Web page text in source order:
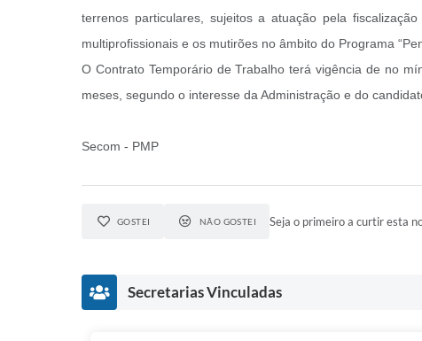
terrenos particulares, sujeitos a atuação pela
multiprofissionais e os mutirões no âmbito do Programa
O Contrato Temporário de Trabalho terá vigência de no
meses, segundo o interesse da Administração e do
Secom - PMP
GOSTEI NÃO GOSTEI Seja o primeiro a curtir esta
Secretarias Vinculadas